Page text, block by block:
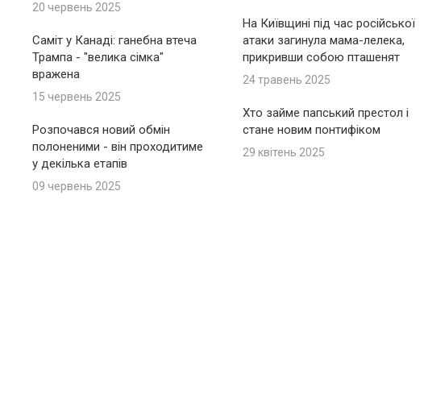
20 червень 2025
Саміт у Канаді: ганебна втеча
Трампа - "велика сімка"
вражена
15 червень 2025
Розпочався новий обмін
полоненими - він проходитиме
у декілька етапів
09 червень 2025
На Київщині під час російської
атаки загинула мама-лелека,
прикривши собою пташенят
24 травень 2025
Хто займе папський престол і
стане новим понтифіком
29 квітень 2025